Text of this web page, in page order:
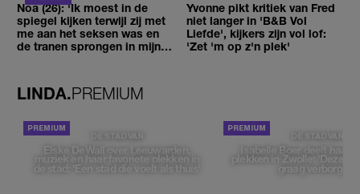
Noa (26): 'Ik moest in de
spiegel kijken terwijl zij met
me aan het seksen was en
de tranen sprongen in mijn
Yvonne pikt kritiek van Fred
niet langer in 'B&B Vol
Liefde', kijkers zijn vol lof:
'Zet 'm op z'n plek'
LINDA.PREMIUM
DE STAD VAN
Elske DeWall over Leeuwarden,
muziek en haar favoriete plekken in
de stad: 'Een stad die voelt als thuis'
DE STAD VAN
Isabelle Boer deelt haar
plekken in Zwolle: 'Deze
graag verborgen'